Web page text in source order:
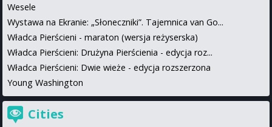
Wesele
Wystawa na Ekranie: „Słoneczniki”. Tajemnica van Go...
Władca Pierścieni - maraton (wersja reżyserska)
Władca Pierścieni: Drużyna Pierścienia - edycja roz...
Władca Pierścieni: Dwie wieże - edycja rozszerzona
Young Washington
Cities